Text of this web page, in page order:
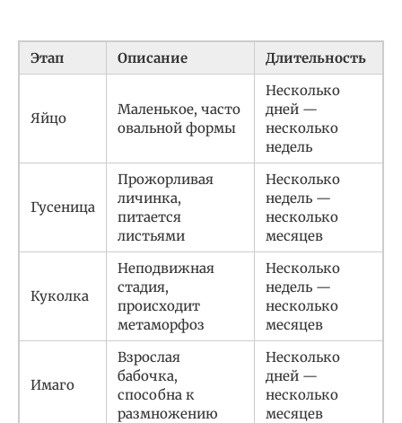
Этап Описание Длительность
Яйцо
Маленькое, часто
овальной формы
Несколько
дней —
несколько
недель
Гусеница
Прожорливая
личинка,
питается
листьями
Несколько
недель —
несколько
месяцев
Куколка
Неподвижная
стадия,
происходит
метаморфоз
Несколько
недель —
несколько
месяцев
Имаго
Взрослая
бабочка,
способна к
размножению
Несколько
дней —
несколько
месяцев